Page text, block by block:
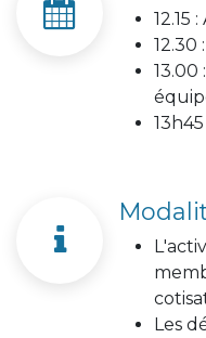
12.15
12.30
Les